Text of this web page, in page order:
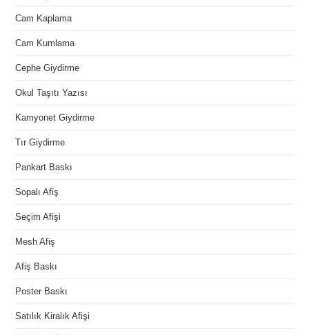
Cam Kaplama
Cam Kumlama
Cephe Giydirme
Okul Taşıtı Yazısı
Kamyonet Giydirme
Tır Giydirme
Pankart Baskı
Sopalı Afiş
Seçim Afişi
Mesh Afiş
Afiş Baskı
Poster Baskı
Satılık Kiralık Afişi